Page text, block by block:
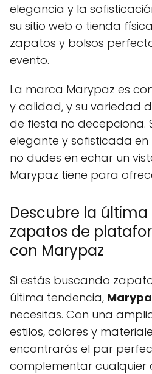
elegancia y la
su sitio web o tienda
zapatos y bolsos
evento.
La marca Marypaz es
y calidad, y su variedad
de fiesta no decepciona.
elegante y sofisticada en
no dudes en echar un
Marypaz tiene para
Descubre la
zapatos de
con Marypaz
Si estás buscando
última tendencia,
necesitas. Con una
estilos, colores y
encontrarás el par
complementar cualquier